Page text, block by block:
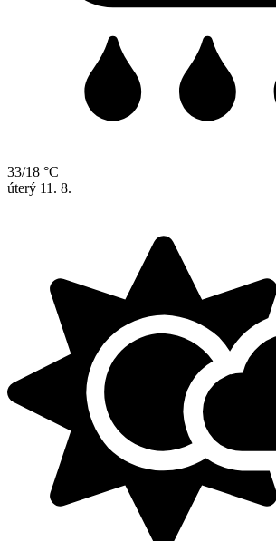
33/18 °C
úterý 11. 8.